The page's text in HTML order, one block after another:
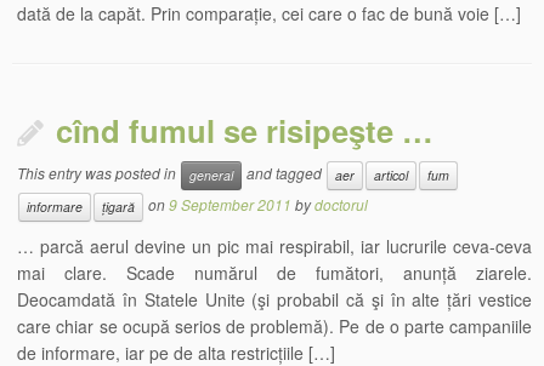
dată de la capăt. Prin comparație, cei care o fac de bună voie […]
cînd fumul se risipeşte …
This entry was posted in general and tagged aer articol
fum
informare
țigară on9 September 2011 bydoctorul
… parcă aerul devine un pic mai respirabil, iar lucrurile ceva-ceva
mai clare. Scade numărul de fumători, anunță ziarele.
Deocamdată în Statele Unite (şi probabil că şi în alte țări vestice
care chiar se ocupă serios de problemă). Pe de o parte campaniile
de informare, iar pe de alta restricțiile […]